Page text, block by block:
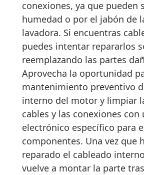
conexiones, ya que pueden
humedad o por el jabón de
lavadora. Si encuentras
puedes intentar repararlos
reemplazando las partes
Aprovecha la oportunidad
mantenimiento preventivo
interno del motor y limpiar
cables y las conexiones
electrónico específico para
componentes. Una vez que
reparado el cableado
vuelve a montar la parte